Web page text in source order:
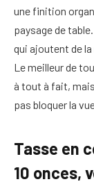
une finition
paysage de
qui ajoutent de
Le meilleur de
à tout à fait,
pas bloquer la
Tasse en
10 onces,